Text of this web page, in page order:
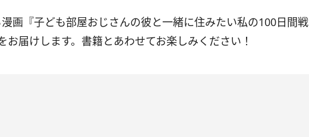
画『子ども部屋おじさんの彼と一緒に住みたい私の100日間戦
お届けします。書籍とあわせてお楽しみください！